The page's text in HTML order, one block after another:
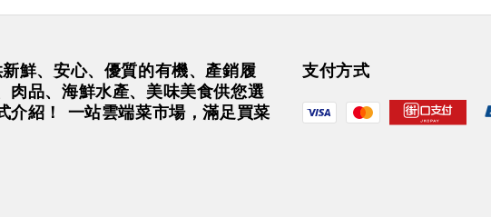
鮮、安心、優質的有機、產銷履
肉品、海鮮水產、美味美食供您選
介紹！ 一站雲端菜市場，滿足買菜
支付方式